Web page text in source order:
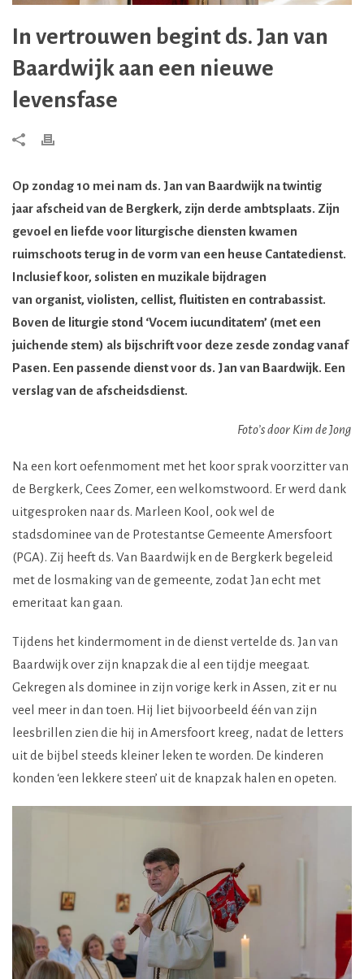
In vertrouwen begint ds. Jan van
Baardwijk aan een nieuwe
levensfase
Op zondag 10 mei nam ds. Jan van Baardwijk na twintig
jaar afscheid van de Bergkerk, zijn derde ambtsplaats. Zijn
gevoel en liefde voor liturgische diensten kwamen
ruimschoots terug in de vorm van een heuse Cantatedienst.
Inclusief koor, solisten en muzikale bijdragen
van organist, violisten, cellist, fluitisten en contrabassist.
Boven de liturgie stond ‘Vocem iucunditatem’ (met een
juichende stem) als bijschrift voor deze zesde zondag vanaf
Pasen. Een passende dienst voor ds. Jan van Baardwijk. Een
verslag van de afscheidsdienst.
Foto’s door Kim de Jong
Na een kort oefenmoment met het koor sprak voorzitter van
de Bergkerk, Cees Zomer, een welkomstwoord. Er werd dank
uitgesproken naar ds. Marleen Kool, ook wel de
stadsdominee van de Protestantse Gemeente Amersfoort
(PGA). Zij heeft ds. Van Baardwijk en de Bergkerk begeleid
met de losmaking van de gemeente, zodat Jan echt met
emeritaat kan gaan.
Tijdens het kindermoment in de dienst vertelde ds. Jan van
Baardwijk over zijn knapzak die al een tijdje meegaat.
Gekregen als dominee in zijn vorige kerk in Assen, zit er nu
veel meer in dan toen. Hij liet bijvoorbeeld één van zijn
leesbrillen zien die hij in Amersfoort kreeg, nadat de letters
uit de bijbel steeds kleiner leken te worden. De kinderen
konden ‘een lekkere steen’ uit de knapzak halen en opeten.